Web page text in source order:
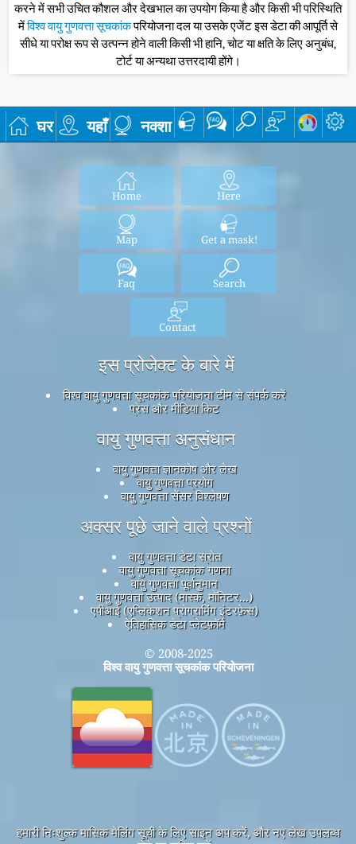
करने में सभी उचित कौशल और देखभाल का उपयोग किया है और किसी भी परिस्थिति
मेंविश्व वायु गुणवत्ता सूचकांकपरियोजना दल या उसके एजेंट इस डेटा की आपूर्ति से
सीधे या परोक्ष रूप से उत्पन्न होने वाली किसी भी हानि, चोट या क्षति के लिए अनुबंध,
टोर्ट या अन्यथा उत्तरदायी होंगे।
घर यहाँ नक्शा
Home Here
Map Get a mask!
Faq Search
Contact
इस प्रोजेक्ट के बारे में
विश्व वायु गुणवत्ता सूचकांक परियोजना टीम से संपर्क करें
प्रेस और मीडिया किट
वायु गुणवत्ता अनुसंधान
वायु गुणवत्ता ज्ञानकोष और लेख
वायु गुणवत्ता प्रयोग
वायु गुणवत्ता सेंसर विश्लेषण
अक्सर पूछे जाने वाले प्रश्नों
वायु गुणवत्ता डेटा स्रोत
वायु गुणवत्ता सूचकांक गणना
वायु गुणवत्ता पूर्वानुमान
वायु गुणवत्ता उत्पाद (मास्क, मॉनिटर...)
एपीआई (एप्लिकेशन प्रोग्रामिंग इंटरफ़ेस)
ऐतिहासिक डेटा प्लेटफ़ॉर्म
© 2008-2025
विश्व वायु गुणवत्ता सूचकांक परियोजना
हमारी निःशुल्क मासिक मेलिंग सूची के लिए साइन अप करें, और नए लेख उपलब्ध